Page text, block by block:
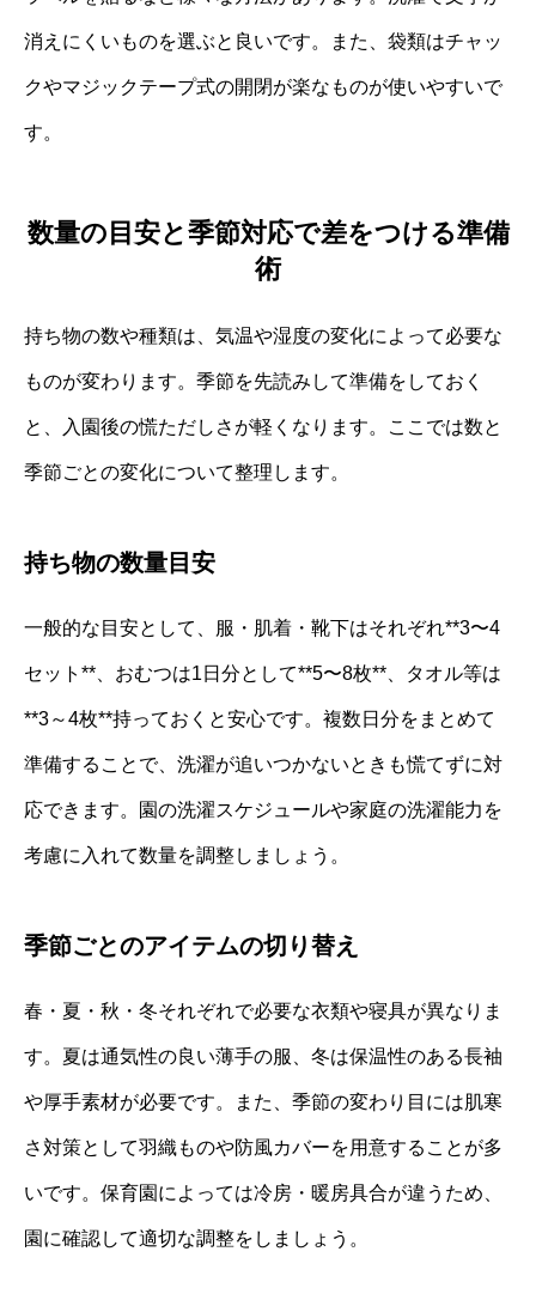
消えにくいものを選ぶと良いです。また、袋類はチャッ
クやマジックテープ式の開閉が楽なものが使いやすいで
す。
数量の目安と季節対応で差をつける準備
術
持ち物の数や種類は、気温や湿度の変化によって必要な
ものが変わります。季節を先読みして準備をしておく
と、入園後の慌ただしさが軽くなります。ここでは数と
季節ごとの変化について整理します。
持ち物の数量目安
一般的な目安として、服・肌着・靴下はそれぞれ**3〜4
セット**、おむつは1日分として**5〜8枚**、タオル等は
**3～4枚**持っておくと安心です。複数日分をまとめて
準備することで、洗濯が追いつかないときも慌てずに対
応できます。園の洗濯スケジュールや家庭の洗濯能力を
考慮に入れて数量を調整しましょう。
季節ごとのアイテムの切り替え
春・夏・秋・冬それぞれで必要な衣類や寝具が異なりま
す。夏は通気性の良い薄手の服、冬は保温性のある長袖
や厚手素材が必要です。また、季節の変わり目には肌寒
さ対策として羽織ものや防風カバーを用意することが多
いです。保育園によっては冷房・暖房具合が違うため、
園に確認して適切な調整をしましょう。